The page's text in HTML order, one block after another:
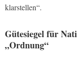
klarstellen“.
Gütesiegel für
„Ordnung“